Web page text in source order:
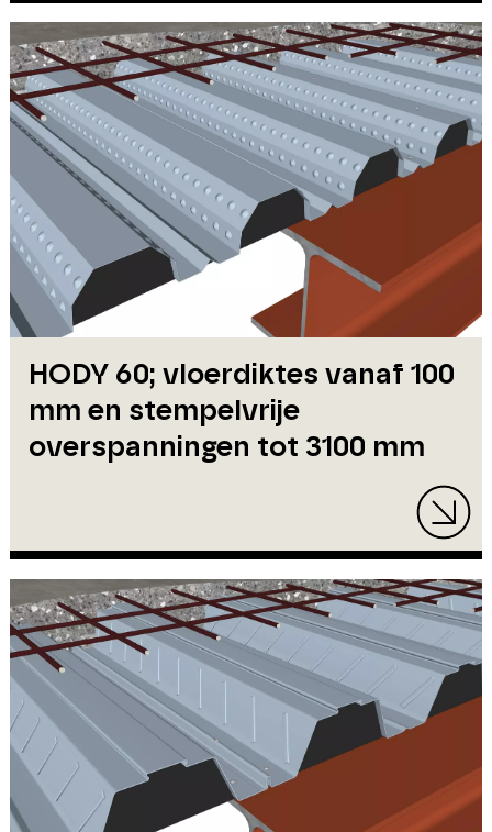
HODY 60; vloerdiktes vanaf 100
mm en stempelvrije
overspanningen tot 3100 mm